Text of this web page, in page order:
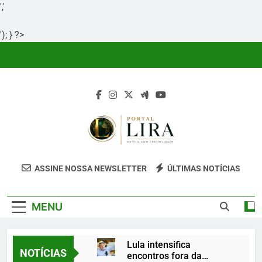
','
'); } ?>
Portal Lira
Portal Lira É Um Site Informativo
Clareza, Responsabilidade E Uma Boa
ASSINE NOSSA NEWSLETTER ÚLTIMAS NOTÍCIAS
MENU
NOTÍCIAS
Lula intensifica
encontros fora da